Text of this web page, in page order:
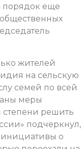
порядок еще
жителей
на сельскую
семей по всей
меры
степени решить
подчеркнул,
инициативы о